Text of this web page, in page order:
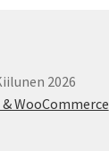
2026
WooCommerce